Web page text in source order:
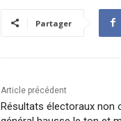
Partager
Article précédent
Résultats électoraux non